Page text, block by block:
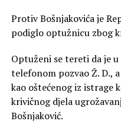
Protiv Bošnjakovića je
podiglo optužnicu zbog
Optuženi se tereti da je
telefonom pozvao Ž. D.,
kao oštećenog iz istrage
krivičnog djela
Bošnjaković.